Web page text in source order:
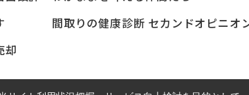
却
間取りの健康診断 セカンドオピニオ